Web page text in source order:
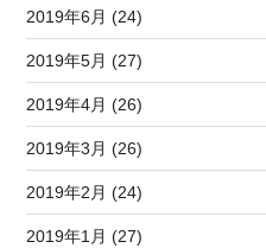
2019年6月 (24)
2019年5月 (27)
2019年4月 (26)
2019年3月 (26)
2019年2月 (24)
2019年1月 (27)